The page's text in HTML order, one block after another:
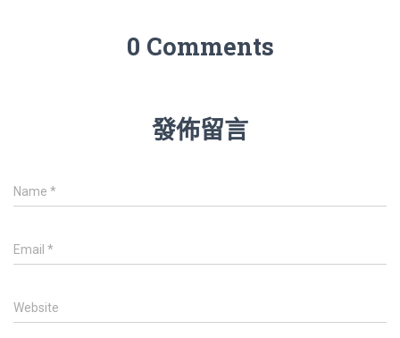
0 Comments
發佈留言
Name *
Email *
Website